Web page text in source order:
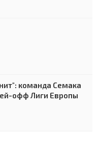
команда Семака
офф Лиги Европы